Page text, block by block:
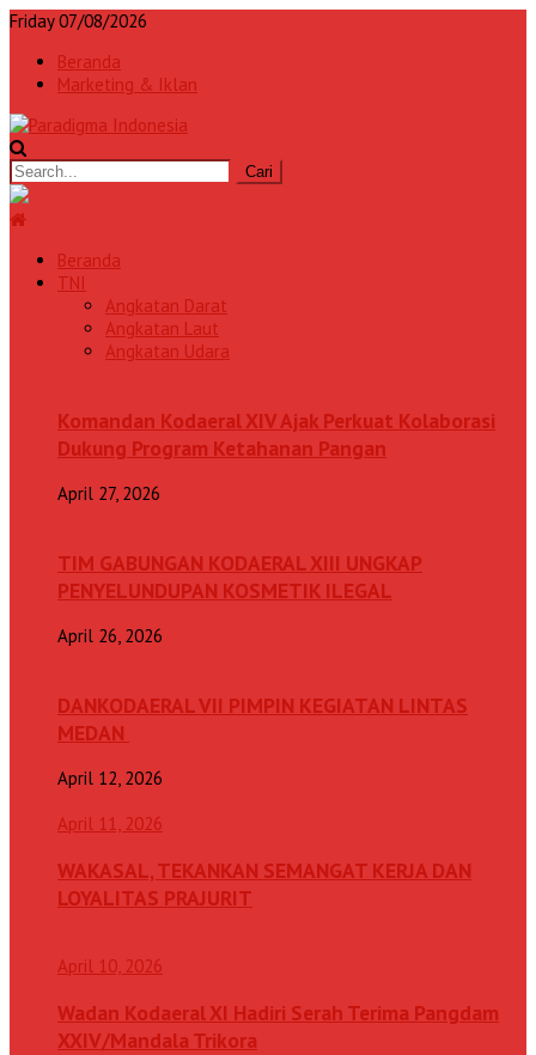
Friday 07/08/2026
Beranda
Marketing & Iklan
Beranda
TNI
Angkatan Darat
Angkatan Laut
Angkatan Udara
Komandan Kodaeral XIV Ajak Perkuat Kolaborasi
Dukung Program Ketahanan Pangan
April 27, 2026
TIM GABUNGAN KODAERAL XIII UNGKAP
PENYELUNDUPAN KOSMETIK ILEGAL
April 26, 2026
DANKODAERAL VII PIMPIN KEGIATAN LINTAS
MEDAN
April 12, 2026
April 11, 2026
WAKASAL, TEKANKAN SEMANGAT KERJA DAN
LOYALITAS PRAJURIT
April 10, 2026
Wadan Kodaeral XI Hadiri Serah Terima Pangdam
XXIV/Mandala Trikora